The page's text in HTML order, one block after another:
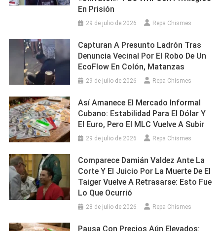
En Prisión
29 de julio de 2026 Repa Chismes
Capturan A Presunto Ladrón Tras
Denuncia Vecinal Por El Robo De Un
EcoFlow En Colón, Matanzas
29 de julio de 2026 Repa Chismes
Así Amanece El Mercado Informal
Cubano: Estabilidad Para El Dólar Y
El Euro, Pero El MLC Vuelve A Subir
29 de julio de 2026 Repa Chismes
Comparece Damián Valdez Ante La
Corte Y El Juicio Por La Muerte De El
Taiger Vuelve A Retrasarse: Esto Fue
Lo Que Ocurrió
28 de julio de 2026 Repa Chismes
Pausa Con Precios Aún Elevados: